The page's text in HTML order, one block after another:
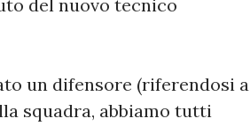
del nuovo tecnico
un difensore (riferendosi a
squadra, abbiamo tutti